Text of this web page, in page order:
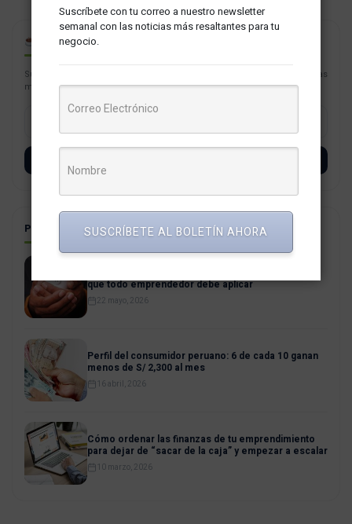
CAFÉ PARA PYMES
Suscríbete con tu correo a nuestro newsletter semanal con las noticias
más resaltantes para tu negocio.
POSTS RELACIONADOS
que todo emprendedor debe aplicar
22 mayo, 2026
Perfil del consumidor peruano: 6 de cada 10 ganan
menos de S/ 2,300 al mes
16 abril, 2026
Cómo ordenar las finanzas de tu emprendimiento
para dejar de “sacar de la caja” y empezar a escalar
10 marzo, 2026
Suscríbete con tu correo a nuestro newsletter
semanal con las noticias más resaltantes para tu
negocio.
SUSCRÍBETE AL BOLETÍN AHORA